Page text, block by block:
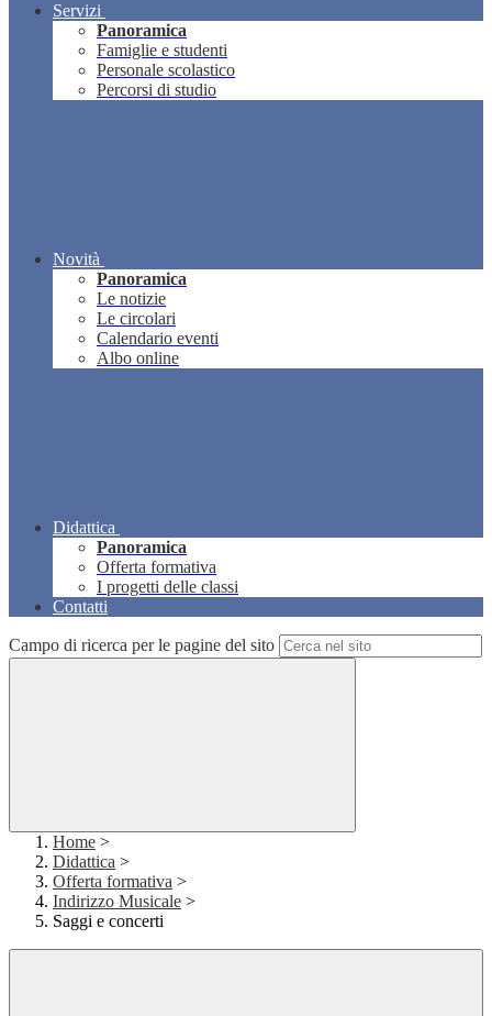
Servizi
Panoramica
Famiglie e studenti
Personale scolastico
Percorsi di studio
Novità
Panoramica
Le notizie
Le circolari
Calendario eventi
Albo online
Didattica
Panoramica
Offerta formativa
I progetti delle classi
Contatti
Campo di ricerca per le pagine del sito
Home >
Didattica >
Offerta formativa >
Indirizzo Musicale >
Saggi e concerti